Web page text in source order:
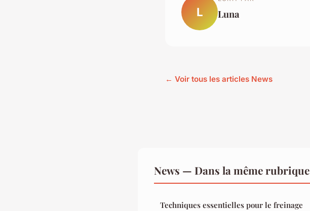
L Luna
← Voir tous les articles News
News — Dans la même rubrique
Techniques essentielles pour le freinage